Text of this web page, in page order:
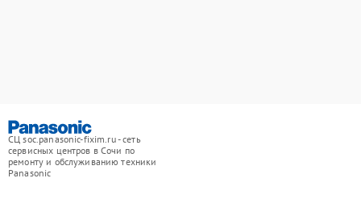
СЦ soc.panasonic-fixim.ru - сеть
сервисных центров в Сочи по
ремонту и обслуживанию техники
Panasonic